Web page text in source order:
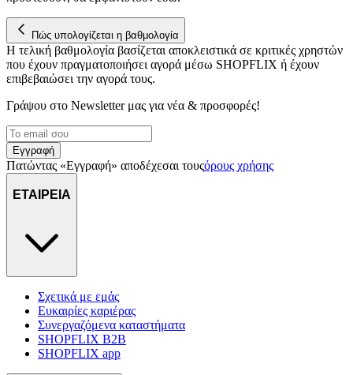
στη συσκευή σας, με σκοπό την προβολή εξατομικευμένων
διαφημίσεων και περιεχομένου, τις μετρήσεις σχετικά με
διαφημίσεις και περιεχόμενο, την καλύτερη εικόνα του κοινού
μας και την ανάπτυξη προϊόντων. Επίσης, κοινοποιούμε
πληροφορίες σχετικά με την από μέρους σας χρήση της
δικτύωσης, διαφημίσεων και ανάλυσης.
Πώς υπολογίζεται η βαθμολογία
Η τελική βαθμολογία βασίζεται αποκλειστικά σε κριτικές χρηστών
που έχουν πραγματοποιήσει αγορά μέσω SHOPFLIX ή έχουν
επιβεβαιώσει την αγορά τους.
Γράψου στο Νewsletter μας για νέα & προσφορές!
Εγγραφή
Πατώντας «Εγγραφή» αποδέχεσαι τουςόρους χρήσης
ΕΤΑΙΡΕΙΑ
Σχετικά με εμάς
Ευκαιρίες καριέρας
Συνεργαζόμενα καταστήματα
SHOPFLIX B2B
SHOPFLIX app